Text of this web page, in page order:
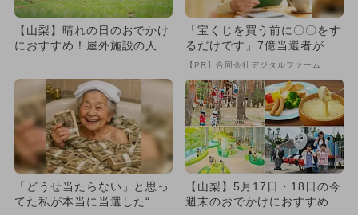
【山梨】晴れの日のおでかけ
におすすめ！屋外施設の人気
「宝くじを買う前に〇〇をす
るだけです」7億当選者が続
出
【PR】合同会社デジタルファーム
「どうせ当たらない」と思っ
てた私が本当に当選した“買
【山梨】5月17日・18日の今
週末のおでかけにおすすめ！